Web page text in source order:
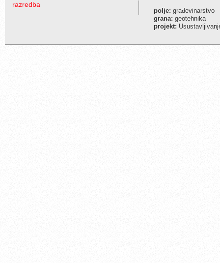
razredba
polje: građevinarstvo
grana: geotehnika
projekt: